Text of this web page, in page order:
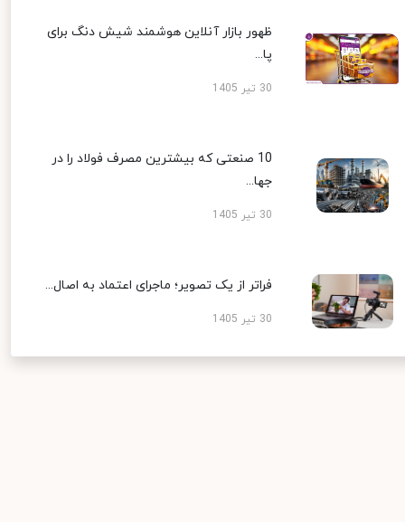
ظهور بازار آنلاین هوشمند شیش دنگ برای
پا...
30 تیر 1405
10 صنعتی که بیشترین مصرف فولاد را در
جها...
30 تیر 1405
فراتر از یک تصویر؛ ماجرای اعتماد به اصال...
30 تیر 1405